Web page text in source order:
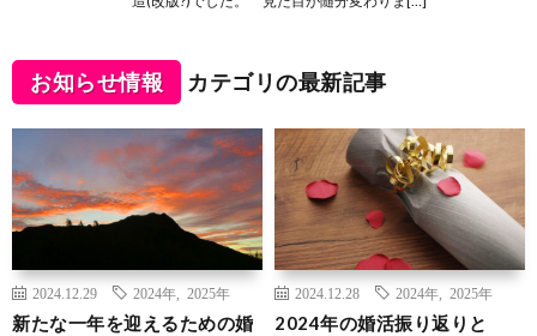
お知らせ情報 カテゴリの最新記事
2024.12.29 2024年 2025年
新たな一年を迎えるための婚
2024.12.28 2024年 2025年
2024年の婚活振り返りと